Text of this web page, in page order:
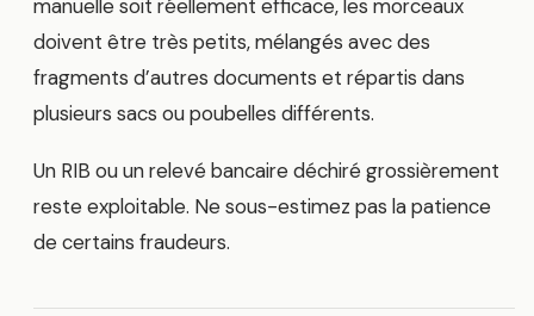
manuelle soit réellement efficace, les morceaux
doivent être très petits, mélangés avec des
fragments d’autres documents et répartis dans
plusieurs sacs ou poubelles différents.
Un RIB ou un relevé bancaire déchiré grossièrement
reste exploitable. Ne sous-estimez pas la patience
de certains fraudeurs.